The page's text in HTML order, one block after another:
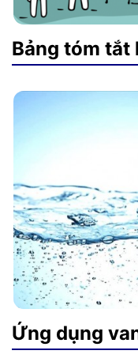
Bảng tóm tắt
Ứng dụng